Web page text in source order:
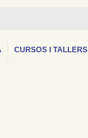
CURSOS I TALLERS